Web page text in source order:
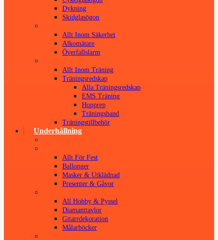
Dykning
Skidglasögon
Allt Inom Säkerhet
Alkomätare
Överfallslarm
Allt Inom Träning
Träningsredskap
Alla Träningsredskap
EMS Träning
Hopprep
Träningsband
Träningstillbehör
Underhållning
Allt För Fest
Ballonger
Masker & Utklädnad
Presenter & Gåvor
All Hobby & Pyssel
Diamanttavlor
Gitarrdekoration
Målarböcker